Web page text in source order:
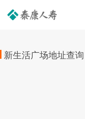
新生活广场地址查询